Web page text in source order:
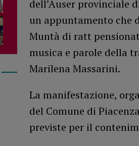
dell’Auser provinciale
un appuntamento che
Muntà di ratt
musica e parole della
Marilena Massarini.
La manifestazione,
del Comune di
previste per il